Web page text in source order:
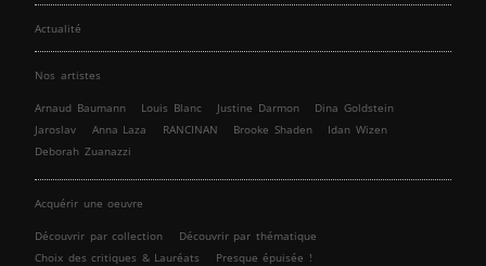
Actualité
Nos artistes
Arnaud Baumann Louis Blanc Justine Darmon
Dina Goldstein
Jaroslav
Anna Laza RANCINAN Brooke Shaden
Idan Wizen
Deborah Zuanazzi
Acquérir une oeuvre
Découvrir par collection
Découvrir par thématique
Choix des critiques & Lauréats
Presque épuisée !